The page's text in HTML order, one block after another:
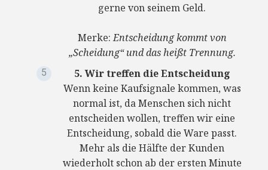
gerne von seinem Geld.
Merke:Entscheidung kommt von
„Scheidung“ und das heißt Trennung.
5. Wir treffen die Entscheidung
Wenn keine Kaufsignale kommen, was
normal ist, da Menschen sich nicht
entscheiden wollen, treffen wir eine
Entscheidung, sobald die Ware passt.
Mehr als die Hälfte der Kunden
wiederholt schon ab der ersten Minute